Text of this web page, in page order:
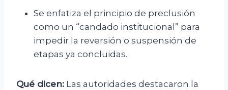
Se enfatiza el principio de preclusión
como un “candado institucional” para
impedir la reversión o suspensión de
etapas ya concluidas.
Qué dicen: Las autoridades destacaron la